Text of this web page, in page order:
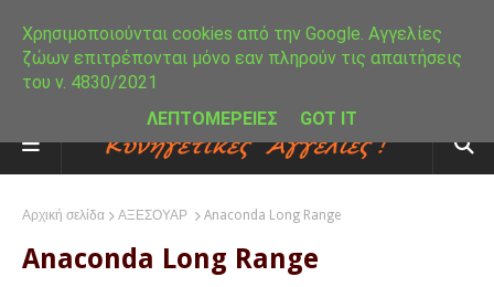
Αρχική σελίδα ΑΞΕΣΟΥΑΡ Anaconda Long Range
Anaconda Long Range
Χρησιμοποιούνται cookies από την Google. Αγγελίες
ζώων επιτρέπονται μόνο εαν πληρούν τις απαιτήσεις
του ν. 4830/2021
ΛΕΠΤΟΜΕΡΕΙΕΣ
GOT IT